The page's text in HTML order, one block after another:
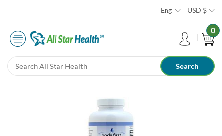
Eng USD $
0